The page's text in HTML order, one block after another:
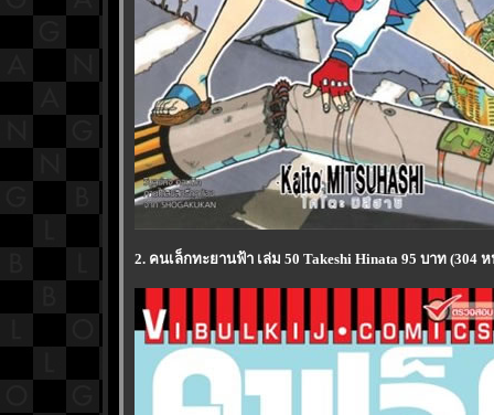
2. คนเล็กทะยานฟ้า เล่ม 50 Takeshi Hinata 95 บาท (304